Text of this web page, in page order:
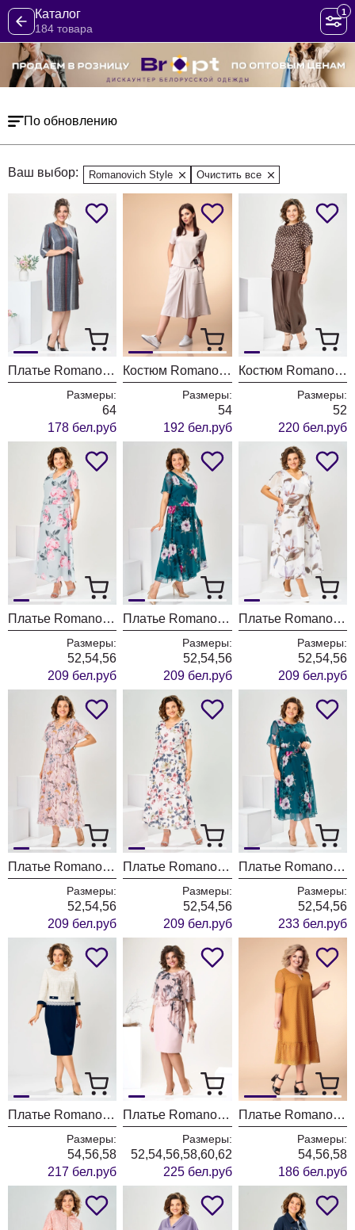
Каталог
184 товара
1
По обновлению
Ваш выбор: Romanovich Style Очистить все
Платье Romanovich Style 1-2639 полоска
Размеры:
64
178 бел.руб
Костюм Romanovich Style 2-1971 беж
Размеры:
54
192 бел.руб
Костюм Romanovich Style 2-2924 коричневый
Размеры:
52
220 бел.руб
Платье Romanovich Style 1-2825 серый
Размеры:
52,54,56
209 бел.руб
Платье Romanovich Style 1-2825 изумрудный
Размеры:
52,54,56
209 бел.руб
Платье Romanovich Style 1-2825 белый
Размеры:
52,54,56
209 бел.руб
Платье Romanovich Style 1-2825 пудровый
Размеры:
52,54,56
209 бел.руб
Платье Romanovich Style 1-2825 красные цветы
Размеры:
52,54,56
209 бел.руб
Платье Romanovich Style 1-2803 изумрудный
Размеры:
52,54,56
233 бел.руб
Платье Romanovich Style 1-2851 сине-белый
Размеры:
54,56,58
217 бел.руб
Платье Romanovich Style 1-2371 пудровый
Размеры:
52,54,56,58,60,62
225 бел.руб
Платье Romanovich Style 1-1831 горчица
Размеры:
54,56,58
186 бел.руб